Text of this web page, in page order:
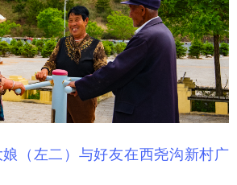
娘（左二）与好友在西尧沟新村广